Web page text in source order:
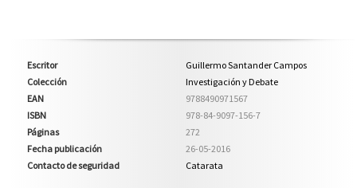
Escritor
Guillermo Santander Campos
Colección
Investigación y Debate
EAN
9788490971567
ISBN
978-84-9097-156-7
Páginas
272
Fecha publicación
26-05-2016
Contacto de seguridad
Catarata